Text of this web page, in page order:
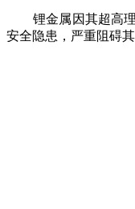
锂金属因其超高理论
安全隐患，严重阻碍